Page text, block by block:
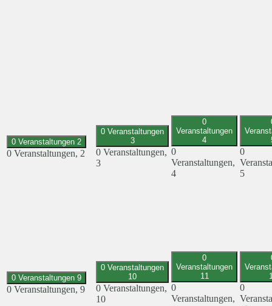
0 Veranstaltungen 2
0 Veranstaltungen, 2
0 Veranstaltungen
3
0 Veranstaltungen,
3
0
Veranstaltungen
4
0
Veranstaltungen,
4
0
5
0 Veranstaltungen 9
0 Veranstaltungen, 9
0 Veranstaltungen
10
0 Veranstaltungen,
10
0
Veranstaltungen
11
0
Veranstaltungen,
0